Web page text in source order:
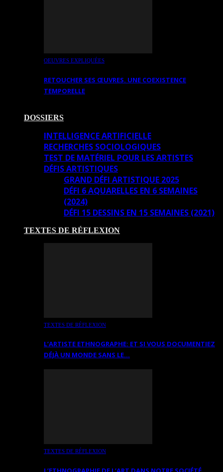
OEUVRES EXPLIQUÉES
RETOUCHER SES ŒUVRES. UNE COEXISTENCE
TEMPORELLE
DOSSIERS
INTELLIGENCE ARTIFICIELLE
RECHERCHES SOCIOLOGIQUES
TEST DE MATÉRIEL POUR LES ARTISTES
DÉFIS ARTISTIQUES
GRAND DÉFI ARTISTIQUE 2025
DÉFI 6 AQUARELLES EN 6 SEMAINES
(2024)
DÉFI 15 DESSINS EN 15 SEMAINES (2021)
TEXTES DE RÉFLEXION
TEXTES DE RÉFLEXION
L’ARTISTE ETHNOGRAPHE: ET SI VOUS DOCUMENTIEZ
DÉJÀ UN MONDE SANS LE…
TEXTES DE RÉFLEXION